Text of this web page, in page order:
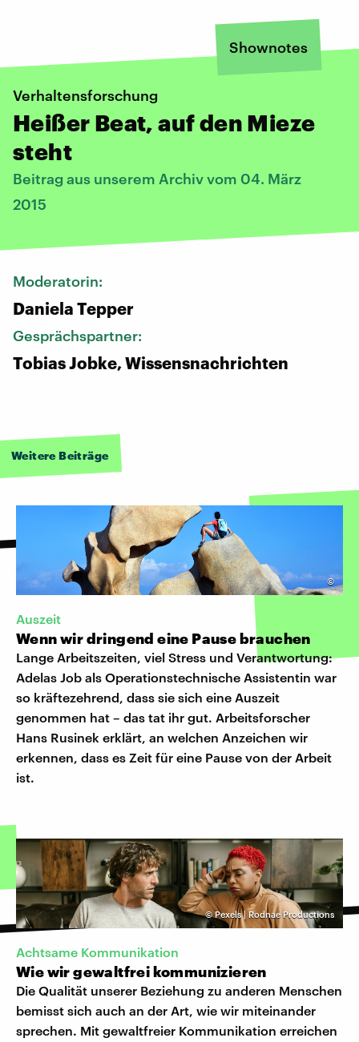
Shownotes
Verhaltensforschung
Heißer Beat, auf den Mieze
steht
Beitrag aus unserem Archiv vom 04. März
2015
Moderatorin:
Daniela Tepper
Gesprächspartner:
Tobias Jobke, Wissensnachrichten
Weitere Beiträge
©
Auszeit
Wenn wir dringend eine Pause brauchen
Lange Arbeitszeiten, viel Stress und Verantwortung:
Adelas Job als Operationstechnische Assistentin war
so kräftezehrend, dass sie sich eine Auszeit
genommen hat – das tat ihr gut. Arbeitsforscher
Hans Rusinek erklärt, an welchen Anzeichen wir
erkennen, dass es Zeit für eine Pause von der Arbeit
ist.
©Pexels | Rodnae Productions
Achtsame Kommunikation
Wie wir gewaltfrei kommunizieren
Die Qualität unserer Beziehung zu anderen Menschen
bemisst sich auch an der Art, wie wir miteinander
sprechen. Mit gewaltfreier Kommunikation erreichen